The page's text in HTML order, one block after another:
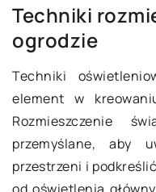
Techniki
ogrodzie
Techniki
element w
Rozmieszczenie
przemyślane, aby
przestrzeni i
od oświetlenia